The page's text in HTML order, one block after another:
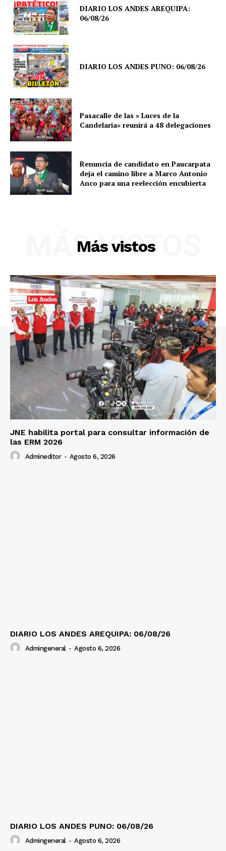
DIARIO LOS ANDES AREQUIPA:
06/08/26
DIARIO LOS ANDES PUNO: 06/08/26
Pasacalle de las » Luces de la
Candelaria» reunirá a 48 delegaciones
Renuncia de candidato en Paucarpata
deja el camino libre a Marco Antonio
Anco para una reelección encubierta
Más vistos
MÁS VISTOS
JNE habilita portal para consultar información de
las ERM 2026
Admineditor - Agosto 6, 2026
DIARIO LOS ANDES AREQUIPA: 06/08/26
Admingeneral - Agosto 6, 2026
DIARIO LOS ANDES PUNO: 06/08/26
Admingeneral - Agosto 6, 2026